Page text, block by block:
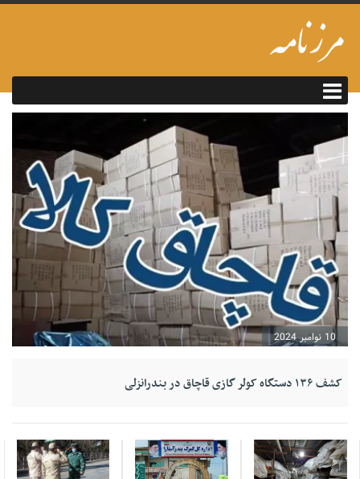
10 نوامبر 2024
کشف ۱۳۶ دستگاه کولر گازی قاچاق در بندرانزلی